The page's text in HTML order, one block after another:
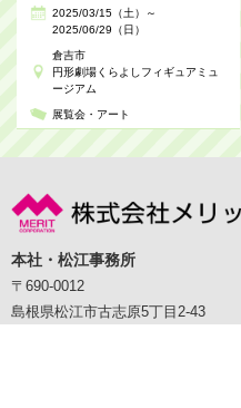
2025/03/15（土）～
2025/06/29（日）
倉吉市
円形劇場くらよしフィギュアミュ
ージアム
展覧会・アート
本社・松江事務所
〒690-0012
島根県松江市古志原5丁目2-43